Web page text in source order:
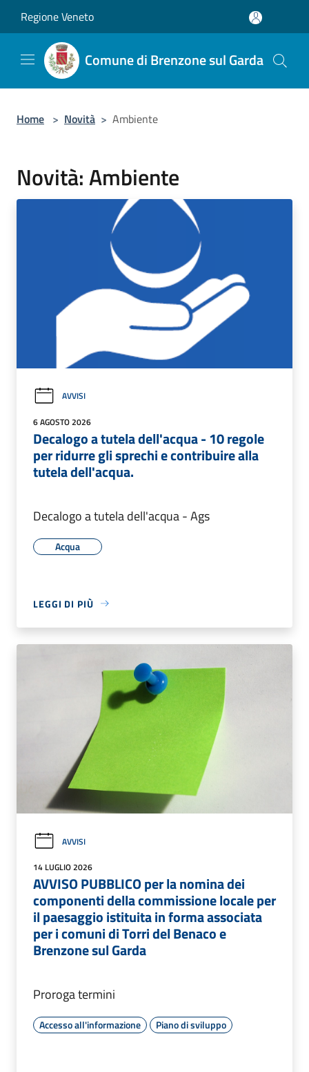
Regione Veneto
Comune di Brenzone sul Garda
Home > Novità > Ambiente
Novità: Ambiente
AVVISI
6 AGOSTO 2026
Decalogo a tutela dell'acqua - 10 regole
per ridurre gli sprechi e contribuire alla
tutela dell'acqua.
Decalogo a tutela dell'acqua - Ags
Acqua
LEGGI DI PIÙ
AVVISI
14 LUGLIO 2026
AVVISO PUBBLICO per la nomina dei
componenti della commissione locale per
il paesaggio istituita in forma associata
per i comuni di Torri del Benaco e
Brenzone sul Garda
Proroga termini
Accesso all'informazione Piano di sviluppo